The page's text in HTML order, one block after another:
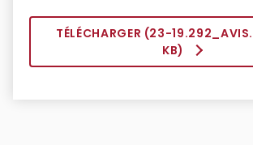
TÉLÉCHARGER (23-
KB)